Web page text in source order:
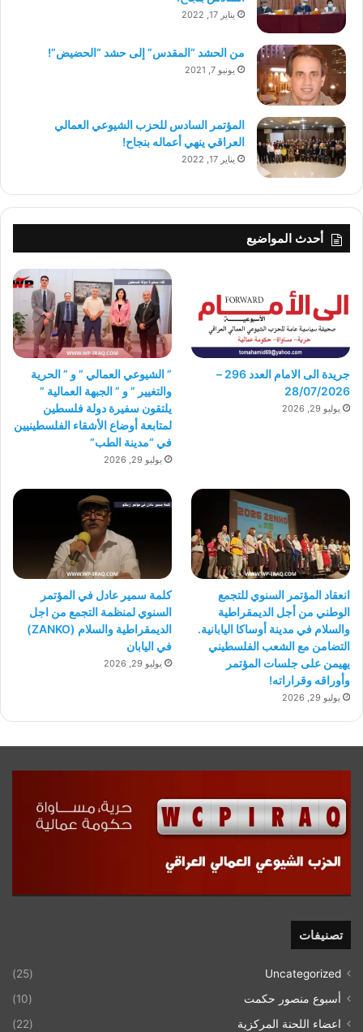
يناير 17, 2022
من الحشد “المقدس” إلى حشد “الحضيض”!
يونيو 7, 2021
المؤتمر السادس للحزب الشيوعي العمالي
العراقي ينهي أعماله بنجاح!
يناير 17, 2022
أحدث المواضيع
جريدة الى الامام العدد 296 –
28/07/2026
يوليو 29, 2026
” الشيوعي العمالي ” و ” الحرية
والتغيير ” و ” الجبهة العمالية ”
يلتقون سفيرة دولة فلسطين
لمتابعة أوضاع الأشقاء الفلسطينيين
في “مدينة الطب”
يوليو 29, 2026
انعقاد المؤتمر السنوي للتجمع
الوطني من أجل الديمقراطية
والسلام في مدينة أوساكا اليابانية.
التضامن مع الشعب الفلسطيني
يهيمن على جلسات المؤتمر
وأوراقه وقراراته!
يوليو 29, 2026
كلمة سمير عادل في المؤتمر
السنوي لمنظمة التجمع من اجل
الديمقراطية والسلام (ZANKO)
في اليابان
يوليو 29, 2026
تصنيفات
Uncategorized
(25)
أسبوع منصور حكمت
(10)
اعضاء اللحنة المركزية
(22)